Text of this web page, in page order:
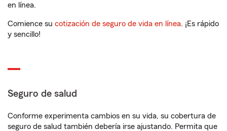
en línea.
Comience su cotización de seguro de vida en línea. ¡Es rápido
y sencillo!
Seguro de salud
Conforme experimenta cambios en su vida, su cobertura de
seguro de salud también debería irse ajustando. Permita que